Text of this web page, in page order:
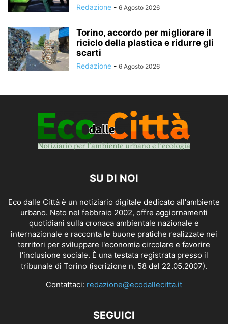
Redazione - 6 Agosto 2026
Torino, accordo per migliorare il
riciclo della plastica e ridurre gli
scarti
Redazione - 6 Agosto 2026
SU DI NOI
Eco dalle Città è un notiziario digitale dedicato all'ambiente
urbano. Nato nel febbraio 2002, offre aggiornamenti
quotidiani sulla cronaca ambientale nazionale e
internazionale e racconta le buone pratiche realizzate nei
territori per sviluppare l'economia circolare e favorire
l'inclusione sociale. È una testata registrata presso il
tribunale di Torino (iscrizione n. 58 del 22.05.2007).
Contattaci: redazione@ecodallecitta.it
SEGUICI